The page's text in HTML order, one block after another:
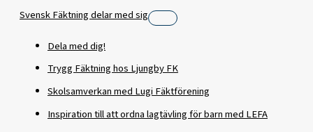
Svensk Fäktning delar med sig
Dela med dig!
Trygg Fäktning hos Ljungby FK
Skolsamverkan med Lugi Fäktförening
Inspiration till att ordna lagtävling för barn med LEFA